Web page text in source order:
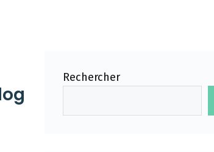
Rechercher